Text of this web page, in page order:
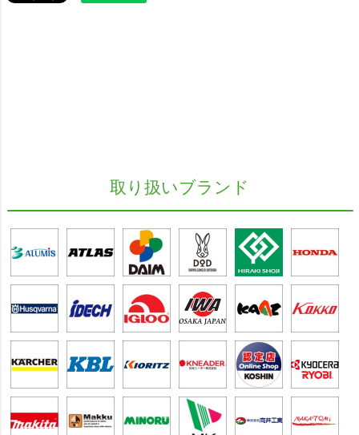
取り扱いブランド